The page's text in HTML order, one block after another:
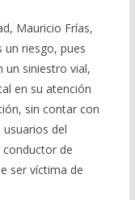
Mauricio Frías,
un riesgo, pues
un siniestro vial,
en su atención
sin contar con
del
de
ser víctima de